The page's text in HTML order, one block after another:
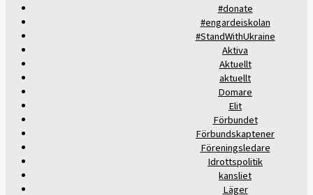
#donate
#engardeiskolan
#StandWithUkraine
Aktiva
Aktuellt
aktuellt
Domare
Elit
Förbundet
Förbundskaptener
Föreningsledare
Idrottspolitik
kansliet
Läger